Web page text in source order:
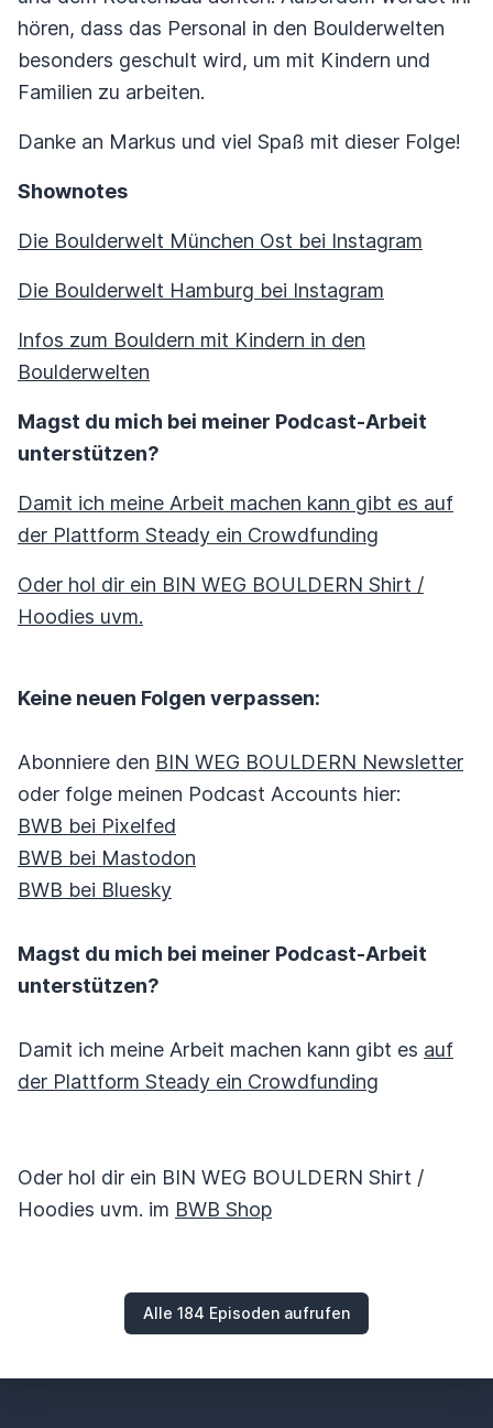
hören, dass das Personal in den Boulderwelten
besonders geschult wird, um mit Kindern und
Familien zu arbeiten.
Danke an Markus und viel Spaß mit dieser Folge!
Shownotes
Die Boulderwelt München Ost bei Instagram
Die Boulderwelt Hamburg bei Instagram
Infos zum Bouldern mit Kindern in den
Boulderwelten
Magst du mich bei meiner Podcast-Arbeit
unterstützen?
Damit ich meine Arbeit machen kann gibt es auf
der Plattform Steady ein Crowdfunding
Oder hol dir ein BIN WEG BOULDERN Shirt /
Hoodies uvm.
Keine neuen Folgen verpassen:
Abonniere den BIN WEG BOULDERN Newsletter
oder folge meinen Podcast Accounts hier:
BWB bei Pixelfed
BWB bei Mastodon
BWB bei Bluesky
Magst du mich bei meiner Podcast-Arbeit
unterstützen?
Damit ich meine Arbeit machen kann gibt es auf
der Plattform Steady ein Crowdfunding
Oder hol dir ein BIN WEG BOULDERN Shirt /
Hoodies uvm. im BWB Shop
Alle 184 Episoden aufrufen